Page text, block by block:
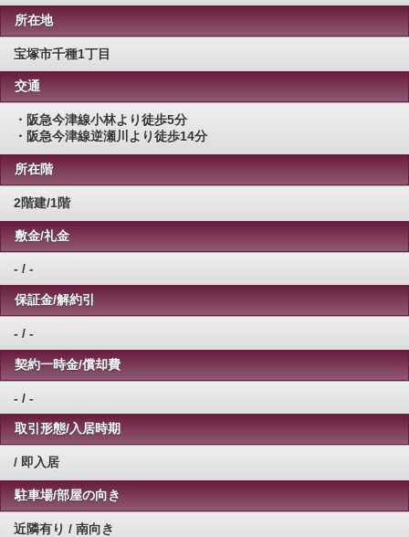
所在地
宝塚市千種1丁目
交通
・阪急今津線小林より徒歩5分
・阪急今津線逆瀬川より徒歩14分
所在階
2階建/1階
敷金/礼金
- / -
保証金/解約引
- / -
契約一時金/償却費
- / -
取引形態/入居時期
/ 即入居
駐車場/部屋の向き
近隣有り / 南向き